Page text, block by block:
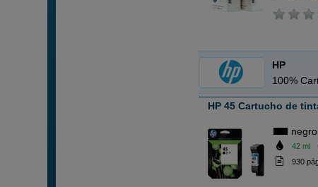
HP
100%
HP 45 Cartucho de
negro
42 ml
930